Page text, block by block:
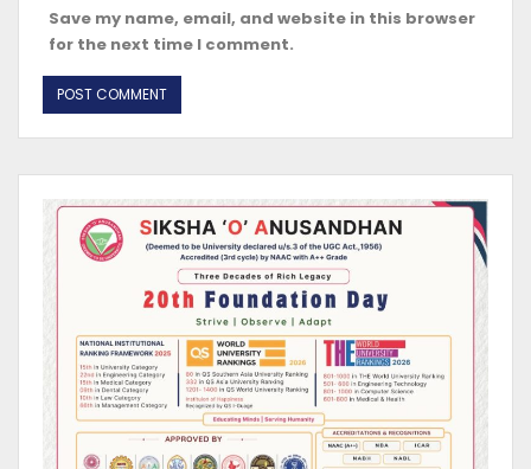
Save my name, email, and website in this browser
for the next time I comment.